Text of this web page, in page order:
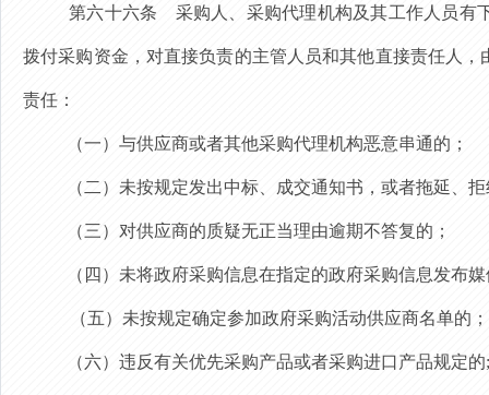
第六十六条 采购人 采购代理机构及其工作人员有
拨付采购资金 ， 对直接负责的主管人员和其他直接责任人
责任：
（一）与供应商或者其他采购代理机构恶意串通的；
（二）未按规定发出中标、成交通知书，或者拖延、
（三）对供应商的质疑无正当理由逾期不答复的；
（四） 未将政府采购信息在指定的政府采购信息发布
（五）未按规定确定参加政府采购活动供应商名单的；
（六）违反有关优先采购产品或者采购进口产品规定的;